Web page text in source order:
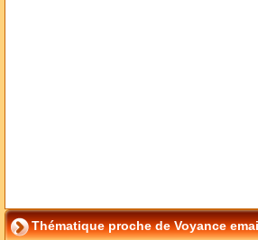
Thématique proche de Voyance